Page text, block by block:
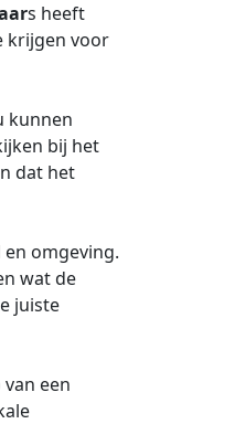
s heeft
krijgen voor
kunnen
bij het
dat het
omgeving.
wat de
juiste
een